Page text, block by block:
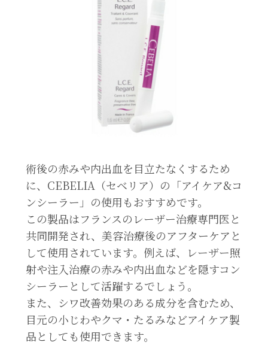
術後の赤みや内出血を目立たなくするため
に、CEBELIA（セベリア）の「アイケア&コ
ンシーラー」の使用もおすすめです。
この製品はフランスのレーザー治療専門医と
共同開発され、美容治療後のアフターケアと
して使用されています。例えば、レーザー照
射や注入治療の赤みや内出血などを隠すコン
シーラーとして活躍するでしょう。
また、シワ改善効果のある成分を含むため、
目元の小じわやクマ・たるみなどアイケア製
品としても使用できます。